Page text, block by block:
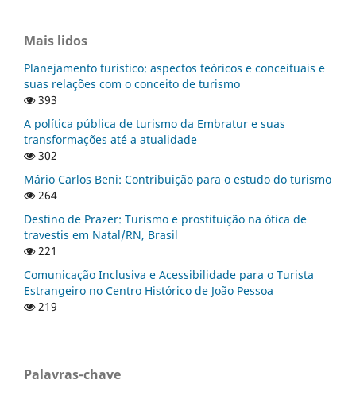
Mais lidos
Planejamento turístico: aspectos teóricos e conceituais e
suas relações com o conceito de turismo
393
A política pública de turismo da Embratur e suas
transformações até a atualidade
302
Mário Carlos Beni: Contribuição para o estudo do turismo
264
Destino de Prazer: Turismo e prostituição na ótica de
travestis em Natal/RN, Brasil
221
Comunicação Inclusiva e Acessibilidade para o Turista
Estrangeiro no Centro Histórico de João Pessoa
219
Palavras-chave